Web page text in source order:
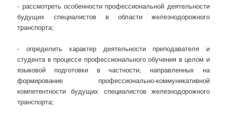
- рассмотреть особенности профессиональной деятельности
будущих специалистов в области железнодорожного
транспорта;
- определить характер деятельности преподавателя и
студента в процессе профессионального обучения в целом и
языковой подготовки в частности, направленных на
формирование профессионально-коммуникативной
компетентности будущих специалистов железнодорожного
транспорта;